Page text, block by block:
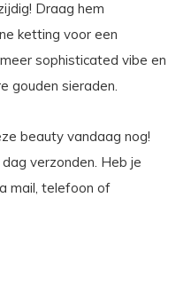
Draag hem
ketting voor een
sophisticated vibe en
gouden sieraden.
beauty vandaag nog!
verzonden. Heb je
mail, telefoon of